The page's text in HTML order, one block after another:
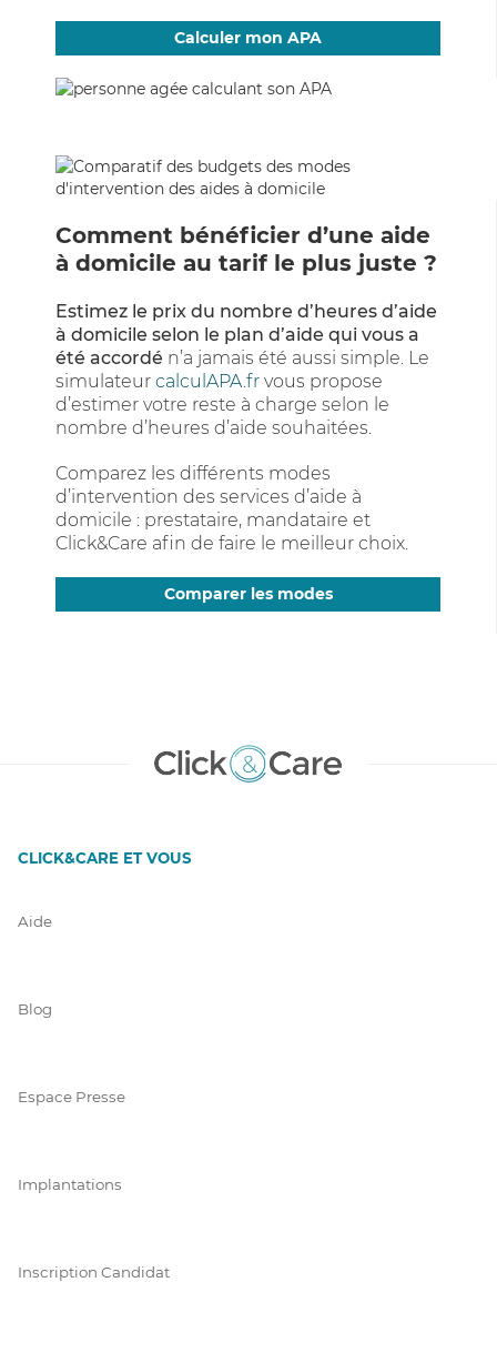
Calculer mon APA
Comment bénéficier d’une aide
à domicile au tarif le plus juste ?
Estimez le prix du nombre d’heures d’aide
à domicile selon le plan d’aide qui vous a
été accordé n’a jamais été aussi simple. Le
simulateur calculAPA.fr vous propose
d’estimer votre reste à charge selon le
nombre d’heures d’aide souhaitées.
Comparez les différents modes
d’intervention des services d’aide à
domicile : prestataire, mandataire et
Click&Care afin de faire le meilleur choix.
Comparer les modes
CLICK&CARE ET VOUS
Aide
Blog
Espace Presse
Implantations
Inscription Candidat